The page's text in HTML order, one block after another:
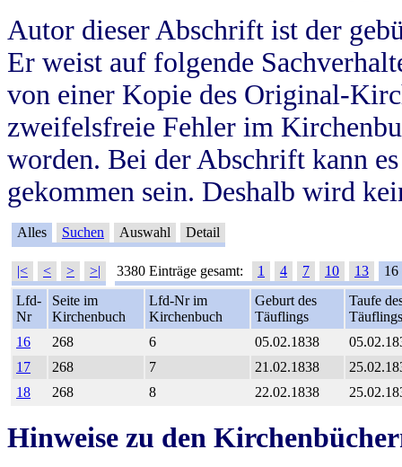
Autor dieser Abschrift ist der
Er weist auf folgende
von einer Kopie des Original-
zweifelsfreie Fehler im
worden. Bei der Abschrift kann
gekommen sein. Deshalb wird
Alles Suchen Auswahl Detail
|< < > >| 3380 Einträge gesamt: 1 4 7 10 13
16
Lfd-
Nr
Seite im
Kirchenbuch
Lfd-Nr im
Kirchenbuch
Geburt des
Täuflings
Taufe
Täuflings
16
268 6 05.02.1838
17
268 7 21.02.1838
18
268 8 22.02.1838
Hinweise zu den